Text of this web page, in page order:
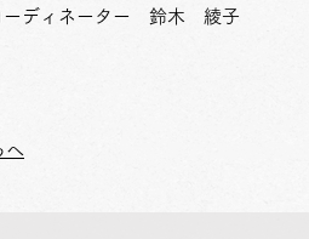
ディネーター 鈴木 綾子
へ